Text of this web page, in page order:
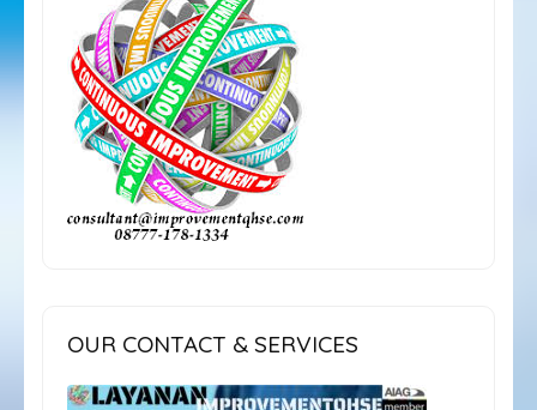
OUR CONTACT & SERVICES